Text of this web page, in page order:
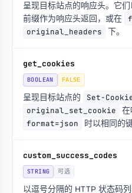
呈现目标站点的响应头。它们
前缀作为响应头返回，或在
original_headers
下。
get_cookies
BOOLEAN FALSE
呈现目标站点的 Set-
original_set_cookie
在
format=json
时以相同的
custom_success_codes
STRING 可选
以逗号分隔的 HTTP 状态码